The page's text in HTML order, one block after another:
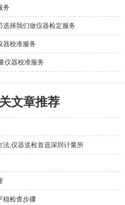
务
选择我们做仪器检定服务
器校准服务
仪器校准服务
文章推荐
法,仪器送检首选深圳计量所
稳检查步骤